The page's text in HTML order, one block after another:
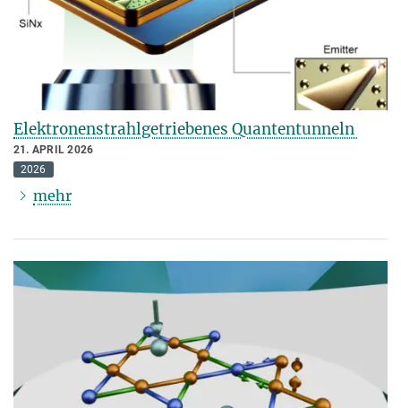
Elektronenstrahlgetriebenes Quantentunneln
21. APRIL 2026
2026
mehr